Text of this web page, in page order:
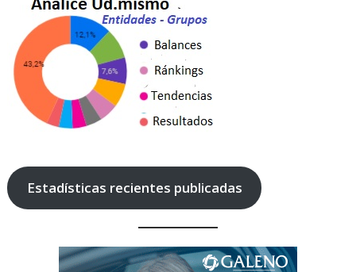
Estadísticas recientes publicadas